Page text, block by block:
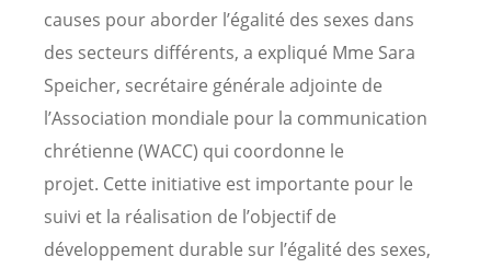
causes pour aborder l’égalité des sexes dans
des secteurs différents, a expliqué Mme Sara
Speicher, secrétaire générale adjointe de
l’Association mondiale pour la communication
chrétienne (WACC) qui coordonne le
projet. Cette initiative est importante pour le
suivi et la réalisation de l’objectif de
développement durable sur l’égalité des sexes,